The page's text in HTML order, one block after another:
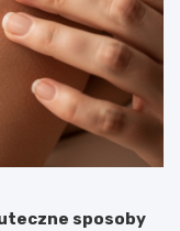
sposoby